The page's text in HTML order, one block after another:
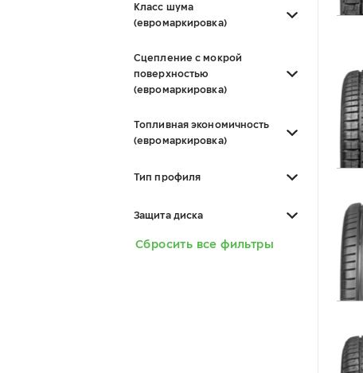
Класс шума
(евромаркировка)
Сцепление с мокрой
поверхностью
(евромаркировка)
Топливная экономичность
(евромаркировка)
Тип профиля
Защита диска
Сбросить все фильтры